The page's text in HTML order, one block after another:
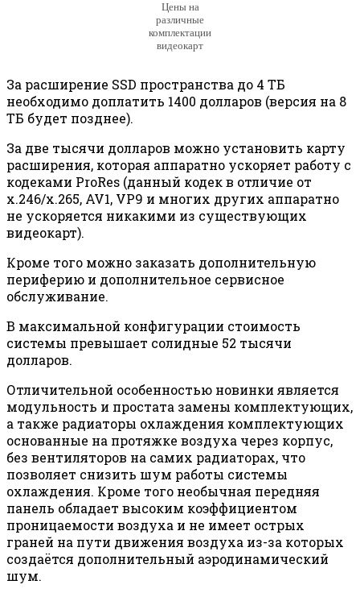
Цены на
различные
комплектации
видеокарт
За расширение SSD пространства до 4 ТБ
необходимо доплатить 1400 долларов (версия на 8
ТБ будет позднее).
За две тысячи долларов можно установить карту
расширения, которая аппаратно ускоряет работу с
кодеками ProRes (данный кодек в отличие от
x.246/x.265, AV1, VP9 и многих других аппаратно
не ускоряется никакими из существующих
видеокарт).
Кроме того можно заказать дополнительную
периферию и дополнительное сервисное
обслуживание.
В максимальной конфигурации стоимость
системы превышает солидные 52 тысячи
долларов.
Отличительной особенностью новинки является
модульность и простата замены комплектующих,
а также радиаторы охлаждения комплектующих
основанные на протяжке воздуха через корпус,
без вентиляторов на самих радиаторах, что
позволяет снизить шум работы системы
охлаждения. Кроме того необычная передняя
панель обладает высоким коэффициентом
проницаемости воздуха и не имеет острых
граней на пути движения воздуха из-за которых
создаётся дополнительный аэродинамический
шум.